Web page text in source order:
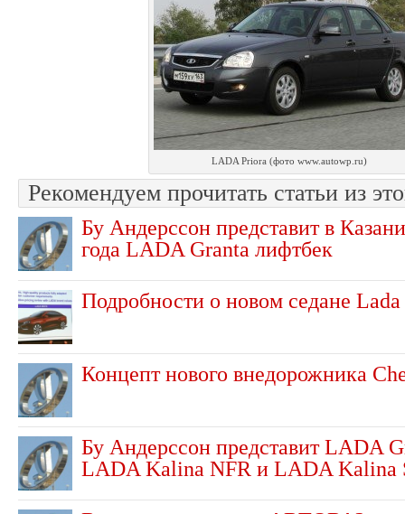
LADA Priora (фото www.autowp.ru)
Рекомендуем прочитать статьи из
Бу Андерссон представит в
года LADA Granta лифтбек
Подробности о новом седане Lada
Концепт нового внедорожника
Бу Андерссон представит LADA
LADA Kalina NFR и LADA Kalina